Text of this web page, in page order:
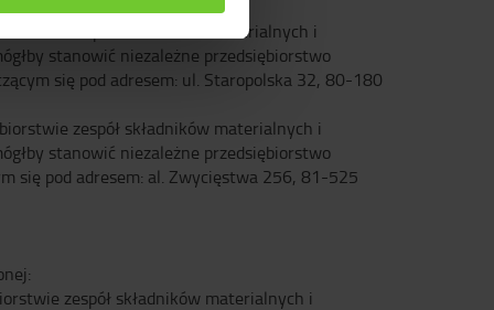
zespół składników materialnych i
stanowić niezależne przedsiębiorstwo
się pod adresem: ul. Staropolska 32, 80-180
zespół składników materialnych i
stanowić niezależne przedsiębiorstwo
się pod adresem: al. Zwycięstwa 256, 81-525
zespół składników materialnych i